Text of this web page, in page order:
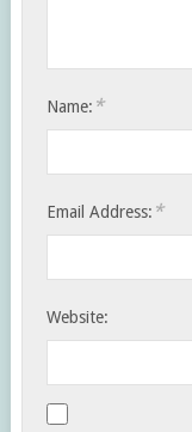
Name: *
Email Address: *
Website: